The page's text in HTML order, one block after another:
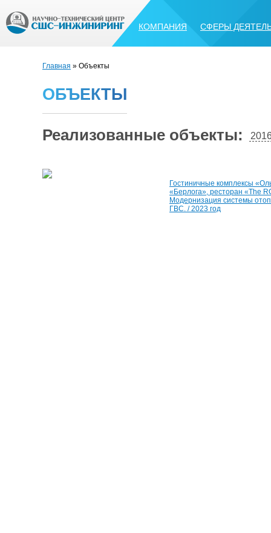
КОМПАНИЯ СФЕРЫ
Главная » Объекты
ОБЪЕКТЫ
Реализованные объекты:
Гостиничные комплексы
«Берлога», ресторан «The
Модернизация системы
ГВС. / 2023 год